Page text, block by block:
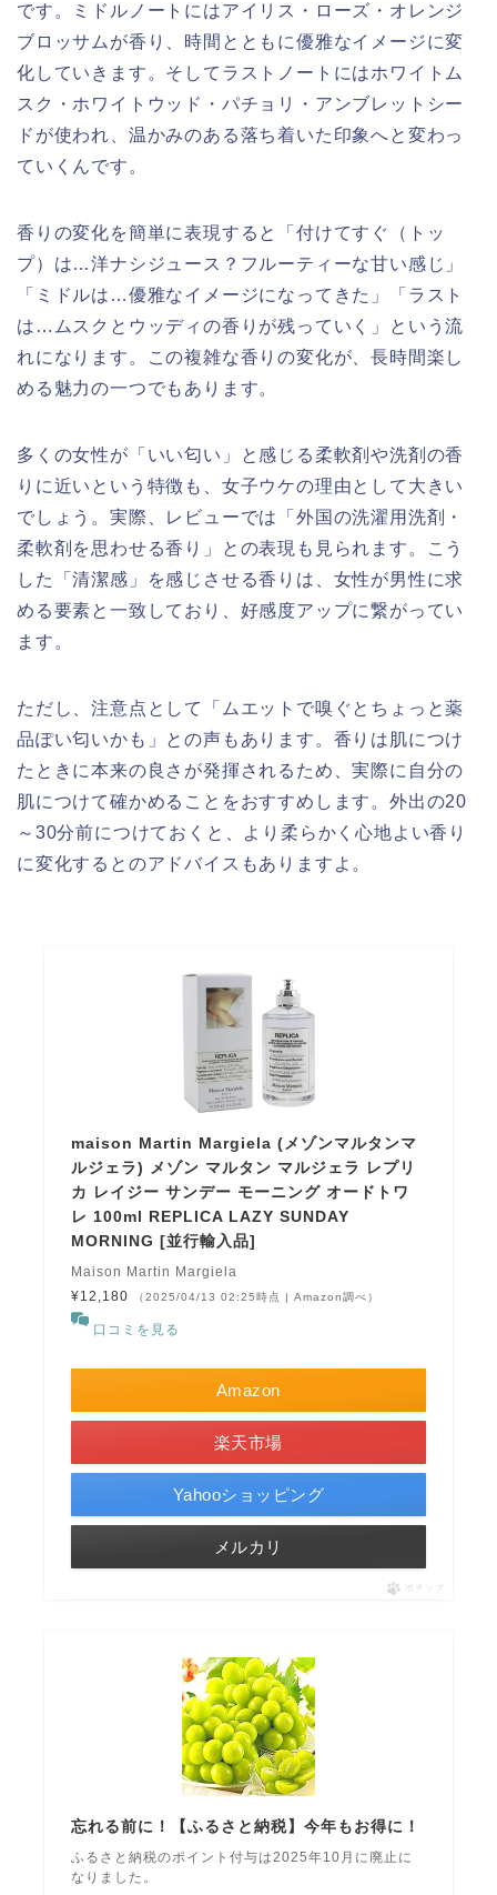
です。ミドルノートにはアイリス・ローズ・オレンジ
ブロッサムが香り、時間とともに優雅なイメージに変
化していきます。そしてラストノートにはホワイトム
スク・ホワイトウッド・パチョリ・アンブレットシー
ドが使われ、温かみのある落ち着いた印象へと変わっ
ていくんです。
香りの変化を簡単に表現すると「付けてすぐ（トッ
プ）は…洋ナシジュース？フルーティーな甘い感じ」
「ミドルは…優雅なイメージになってきた」「ラスト
は…ムスクとウッディの香りが残っていく」という流
れになります。この複雑な香りの変化が、長時間楽し
める魅力の一つでもあります。
多くの女性が「いい匂い」と感じる柔軟剤や洗剤の香
りに近いという特徴も、女子ウケの理由として大きい
でしょう。実際、レビューでは「外国の洗濯用洗剤・
柔軟剤を思わせる香り」との表現も見られます。こう
した「清潔感」を感じさせる香りは、女性が男性に求
める要素と一致しており、好感度アップに繋がってい
ます。
ただし、注意点として「ムエットで嗅ぐとちょっと薬
品ぽい匂いかも」との声もあります。香りは肌につけ
たときに本来の良さが発揮されるため、実際に自分の
肌につけて確かめることをおすすめします。外出の20
～30分前につけておくと、より柔らかく心地よい香り
に変化するとのアドバイスもありますよ。
maison Martin Margiela (メゾンマルタンマ
ルジェラ) メゾン マルタン マルジェラ レプリ
カ レイジー サンデー モーニング オードトワ
レ 100ml REPLICA LAZY SUNDAY
MORNING [並行輸入品]
Maison Martin Margiela
¥12,180
（2025/04/13 02:25時点 | Amazon調べ）
口コミを見る
Amazon
楽天市場
Yahooショッピング
メルカリ
ポチップ
忘れる前に！【ふるさと納税】今年もお得に！
ふるさと納税のポイント付与は2025年10月に廃止に
なりました。